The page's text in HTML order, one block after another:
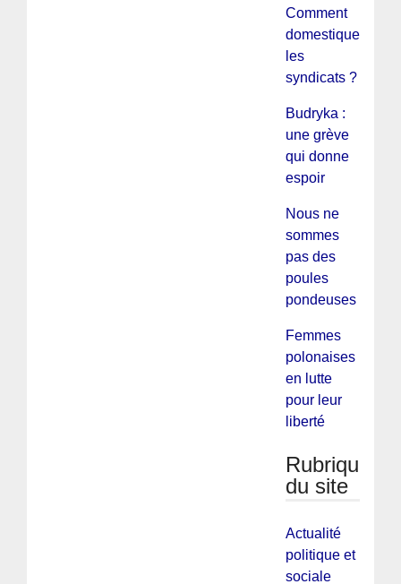
Comment
domestiquer
les
syndicats ?
Budryka :
une grève
qui donne
espoir
Nous ne
sommes
pas des
poules
pondeuses
Femmes
polonaises
en lutte
pour leur
liberté
Rubriques
du site
Actualité
politique et
sociale